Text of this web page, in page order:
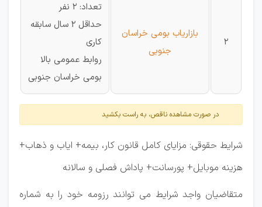
2
بازاریاب بومی خراسان
جنوبی
تعداد: 2 نفر
حداقل 2 سال سابقه
کاری
روابط عمومی بالا
بومی خراسان جنوبی
در صورت مشاهده ناقص، به راست بکشید
شرایط حقوقی: مزایای کامل قانون کار، بیمه+ ایاب و ذهاب+
هزینه موبایل+ پورسانت+ پاداش فصلی و سالانه
متقاضیان واجد شرایط می توانند رزومه خود را به شماره